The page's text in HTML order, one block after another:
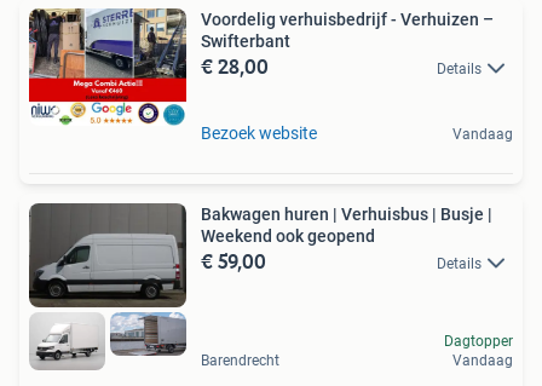
Voordelig verhuisbedrijf - Verhuizen –
Swifterbant
€ 28,00 Details
Bezoek website Vandaag
Bakwagen huren | Verhuisbus | Busje |
Weekend ook geopend
€ 59,00 Details
Barendrecht
Dagtopper
Vandaag